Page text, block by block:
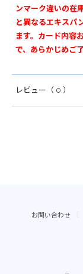
ンマーク違いの在
と異なるエキスパ
ます。カード内容
で、あらかじめご
レビュー （ 0 ）
お問い合わせ